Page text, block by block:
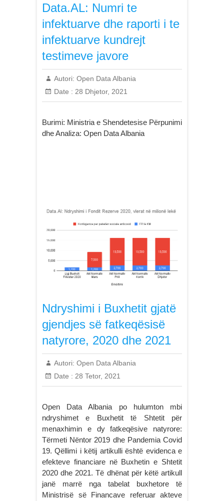
Data.AL: Numri te
infektuarve dhe raporti i te
infektuarve kundrejt
testimeve javore
Autori: Open Data Albania
Date : 28 Dhjetor, 2021
Burimi: Ministria e Shendetesise Përpunimi
dhe Analiza: Open Data Albania
Ndryshimi i Buxhetit gjatë
gjendjes së fatkeqësisë
natyrore, 2020 dhe 2021
Autori: Open Data Albania
Date : 28 Tetor, 2021
Open Data Albania po hulumton mbi
ndryshimet e Buxhetit të Shtetit për
menaxhimin e dy fatkeqësive natyrore:
Tërmeti Nëntor 2019 dhe Pandemia Covid
19. Qëllimi i këtij artikulli është evidenca e
efekteve financiare në Buxhetin e Shtetit
2020 dhe 2021. Të dhënat për këtë artikull
janë marrë nga tabelat buxhetore të
Ministrisë së Financave referuar akteve